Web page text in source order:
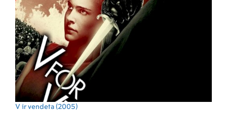
V ir vendeta (2005)